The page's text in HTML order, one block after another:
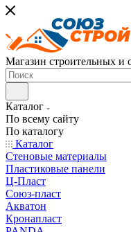
Магазин строительных и
Каталог
По всему сайту
По каталогу
Каталог
Стеновые материалы
Пластиковые панели
Ц-Пласт
Союз-пласт
Акватон
Кронапласт